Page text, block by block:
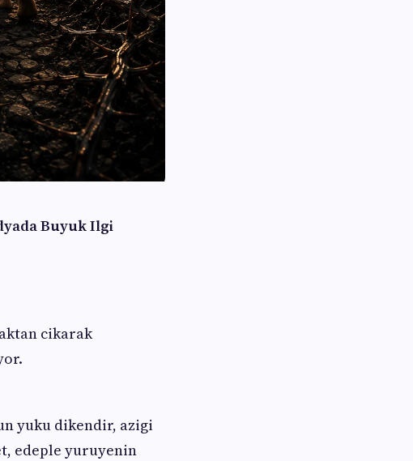
Buyuk Ilgi
cikarak
yuku dikendir, azigi
edeple yuruyenin